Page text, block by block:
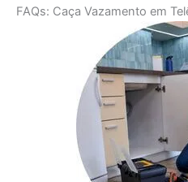
FAQs: Caça Vazamento em